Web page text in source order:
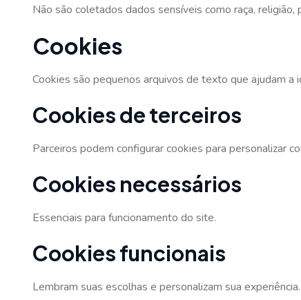
Não são coletados dados sensíveis como raça,
Cookies
Cookies são pequenos arquivos de texto que ajudam
Cookies de terceiros
Parceiros podem configurar cookies para personalizar
Cookies necessários
Essenciais para funcionamento do site.
Cookies funcionais
Lembram suas escolhas e personalizam sua experiência.